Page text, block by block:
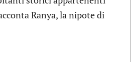
Ranya, la nipote di